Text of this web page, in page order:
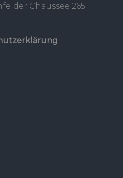
Chaussee 265.